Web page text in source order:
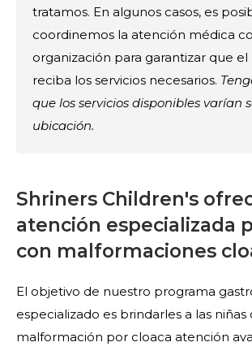
tratamos. En algunos casos, es
coordinemos la atención médica
organización para garantizar que
reciba los servicios necesarios.
que los servicios disponibles varían
ubicación.
Shriners Children's
atención especializada
con malformaciones
El objetivo de nuestro programa
especializado es brindarles a las niñas
malformación por cloaca atención